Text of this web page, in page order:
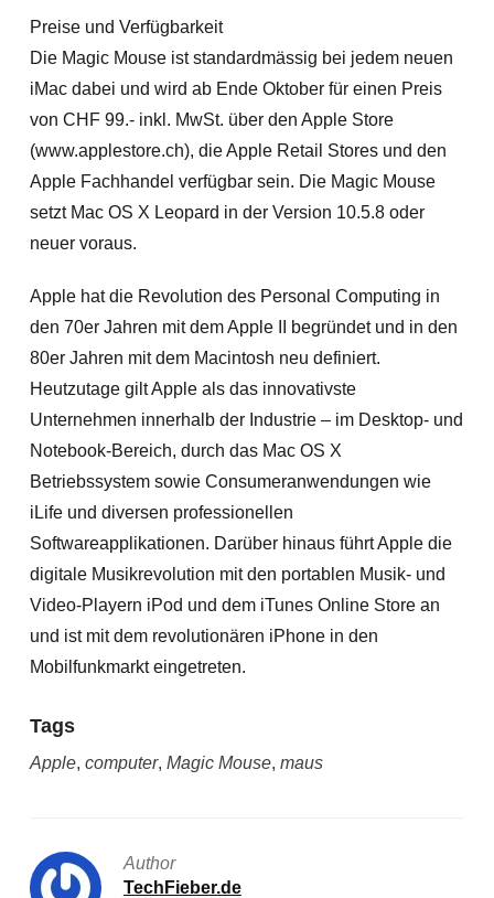
Preise und Verfügbarkeit
Die Magic Mouse ist standardmässig bei jedem neuen
iMac dabei und wird ab Ende Oktober für einen Preis
von CHF 99.- inkl. MwSt. über den Apple Store
(www.applestore.ch), die Apple Retail Stores und den
Apple Fachhandel verfügbar sein. Die Magic Mouse
setzt Mac OS X Leopard in der Version 10.5.8 oder
neuer voraus.
Apple hat die Revolution des Personal Computing in
den 70er Jahren mit dem Apple II begründet und in den
80er Jahren mit dem Macintosh neu definiert.
Heutzutage gilt Apple als das innovativste
Unternehmen innerhalb der Industrie – im Desktop- und
Notebook-Bereich, durch das Mac OS X
Betriebssystem sowie Consumeranwendungen wie
iLife und diversen professionellen
Softwareapplikationen. Darüber hinaus führt Apple die
digitale Musikrevolution mit den portablen Musik- und
Video-Playern iPod und dem iTunes Online Store an
und ist mit dem revolutionären iPhone in den
Mobilfunkmarkt eingetreten.
Tags
Apple, computer, Magic Mouse, maus
Author
TechFieber.de